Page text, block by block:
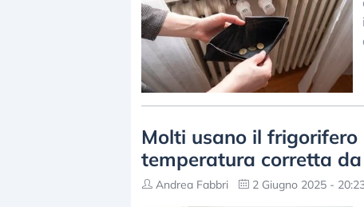
Molti usano il frigorifero
temperatura corretta
Andrea Fabbri 2 Giugno 2025 -